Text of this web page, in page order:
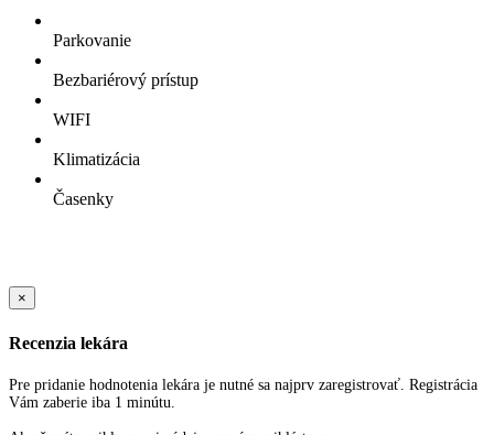
Parkovanie
Bezbariérový prístup
WIFI
Klimatizácia
Časenky
×
Recenzia lekára
Pre pridanie hodnotenia lekára je nutné sa najprv zaregistrovať. Registrácia
Vám zaberie iba 1 minútu.